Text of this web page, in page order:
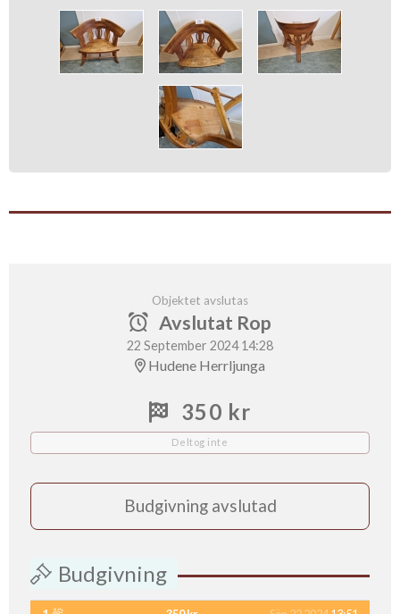
Objektet avslutas
Avslutat Rop
22 September 2024 14:28
Hudene Herrljunga
350 kr
Deltog inte
Budgivning avslutad
Budgivning